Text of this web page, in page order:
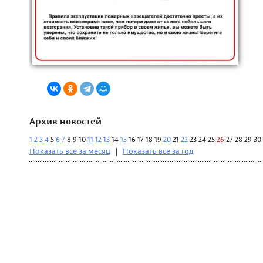
Архив новостей
1 2 3 4 5 6 7 8 9 10 11 12 13 14 15 16 17 18 19 20 21 22 23 24 25 26 27 28 29 30
Показать все за месяц Показать все за год